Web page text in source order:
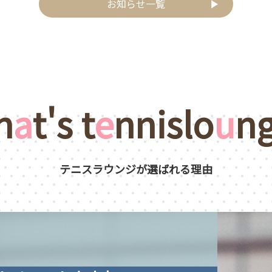
お知らせ一覧
at's tennislou
テニスラウンジが選ばれる理由